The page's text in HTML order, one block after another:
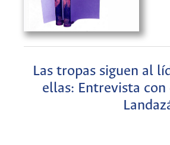
Las tropas siguen al
ellas: Entrevista